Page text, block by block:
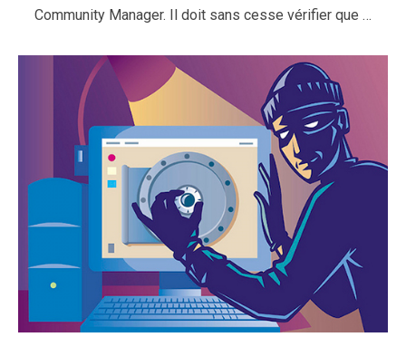
Community Manager. Il doit sans cesse vérifier que …